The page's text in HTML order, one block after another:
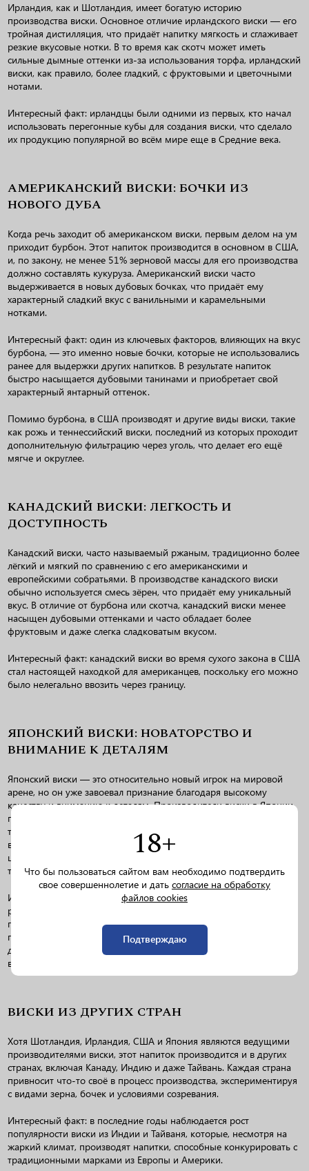
18+
Что бы пользоваться сайтом вам необходимо подтвердить
свое совершеннолетие и дать согласие на обработку
файлов cookies
Подтверждаю
Ирландия, как и Шотландия, имеет богатую историю
производства виски. Основное отличие ирландского виски — его
тройная дистилляция, что придаёт напитку мягкость и сглаживает
резкие вкусовые нотки. В то время как скотч может иметь
сильные дымные оттенки из-за использования торфа, ирландский
виски, как правило, более гладкий, с фруктовыми и цветочными
нотами.
Интересный факт: ирландцы были одними из первых, кто начал
использовать перегонные кубы для создания виски, что сделало
их продукцию популярной во всём мире еще в Средние века.
АМЕРИКАНСКИЙ ВИСКИ: БОЧКИ ИЗ
НОВОГО ДУБА
Когда речь заходит об американском виски, первым делом на ум
приходит бурбон. Этот напиток производится в основном в США,
и, по закону, не менее 51% зерновой массы для его производства
должно составлять кукуруза. Американский виски часто
выдерживается в новых дубовых бочках, что придаёт ему
характерный сладкий вкус с ванильными и карамельными
нотками.
Интересный факт: один из ключевых факторов, влияющих на вкус
бурбона, — это именно новые бочки, которые не использовались
ранее для выдержки других напитков. В результате напиток
быстро насыщается дубовыми танинами и приобретает свой
характерный янтарный оттенок.
Помимо бурбона, в США производят и другие виды виски, такие
как рожь и теннессийский виски, последний из которых проходит
дополнительную фильтрацию через уголь, что делает его ещё
мягче и округлее.
КАНАДСКИЙ ВИСКИ: ЛЕГКОСТЬ И
ДОСТУПНОСТЬ
Канадский виски, часто называемый ржаным, традиционно более
лёгкий и мягкий по сравнению с его американскими и
европейскими собратьями. В производстве канадского виски
обычно используется смесь зёрен, что придаёт ему уникальный
вкус. В отличие от бурбона или скотча, канадский виски менее
насыщен дубовыми оттенками и часто обладает более
фруктовым и даже слегка сладковатым вкусом.
Интересный факт: канадский виски во время сухого закона в США
стал настоящей находкой для американцев, поскольку его можно
было нелегально ввозить через границу.
ЯПОНСКИЙ ВИСКИ: НОВАТОРСТВО И
ВНИМАНИЕ К ДЕТАЛЯМ
Японский виски — это относительно новый игрок на мировой
арене, но он уже завоевал признание благодаря высокому
качеству и вниманию к деталям. Производители виски в Японии
позаимствовали многие технологии у шотландцев, но с японской
тщательностью адаптировали их к своим условиям. Японский
виски отличается тонкостью, балансом вкусов и часто имеет
цветочные или фруктовые ноты, но при этом сохраняет
традиционный дух шотландского виски.
Интересный факт: многие японские виски производятся в
регионах с климатом, схожим с шотландским, что влияет на
процесс выдержки и созревания напитка. Некоторые
производители также используют бочки из местных пород
деревьев, таких как мидзунара, что придаёт виски уникальные
восточные оттенки.
ВИСКИ ИЗ ДРУГИХ СТРАН
Хотя Шотландия, Ирландия, США и Япония являются ведущими
производителями виски, этот напиток производится и в других
странах, включая Канаду, Индию и даже Тайвань. Каждая страна
привносит что-то своё в процесс производства, экспериментируя
с видами зерна, бочек и условиями созревания.
Интересный факт: в последние годы наблюдается рост
популярности виски из Индии и Тайваня, которые, несмотря на
жаркий климат, производят напитки, способные конкурировать с
традиционными марками из Европы и Америки.